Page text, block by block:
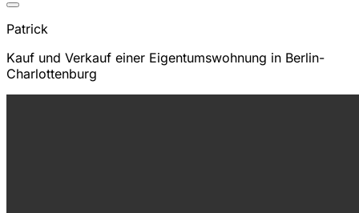
Patrick
Kauf und Verkauf einer Eigentumswohnung in Berlin-
Charlottenburg